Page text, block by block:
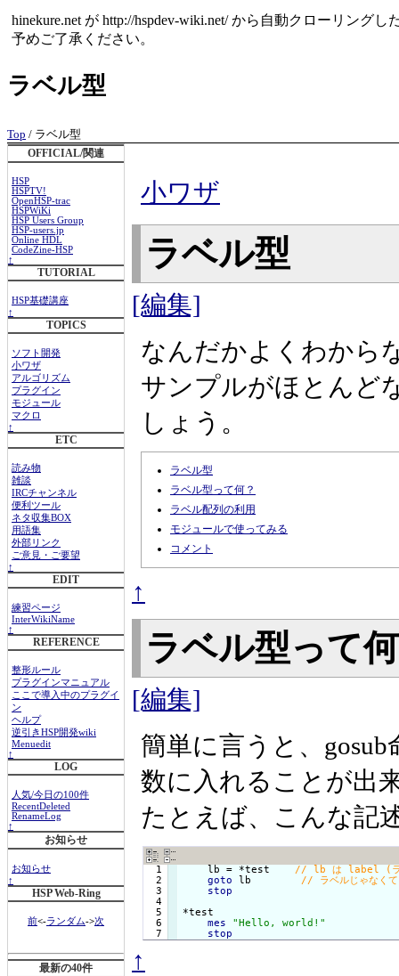
hinekure.net が http://hspdev-wiki.net/ から自動クローリング
予めご了承ください。
ラベル型
Top / ラベル型
OFFICIAL/関連
HSP
HSPTV!
OpenHSP-trac
HSPWiKi
HSP Users Group
HSP-users.jp
Online HDL
CodeZine-HSP
↑
TUTORIAL
HSP基礎講座
↑
TOPICS
ソフト開発
小ワザ
アルゴリズム
プラグイン
モジュール
マクロ
↑
ETC
読み物
雑談
IRCチャンネル
便利ツール
ネタ収集BOX
用語集
外部リンク
ご意見・ご要望
↑
EDIT
練習ページ
InterWikiName
↑
REFERENCE
整形ルール
プラグインマニュアル
ここで導入中のプラグイ
ン
ヘルプ
逆引きHSP開発wiki
Menuedit
↑
LOG
人気/今日の100件
RecentDeleted
RenameLog
↑
お知らせ
お知らせ
↑
HSP Web-Ring
前<-ランダム->次
最新の40件
小ワザ
ラベル型
[編集]
なんだかよくわから
サンプルがほとんど
しょう。
ラベル型
ラベル型って何？
ラベル配列の利用
モジュールで使ってみる
コメント
↑
ラベル型って
[編集]
簡単に言うと、
数に入れることが出
たとえば、こんな記
  1
  2
  3
  4
  5
  6
    lb = *test
goto
lb
stop
*test
mes
"Hello, world!"
stop
↑